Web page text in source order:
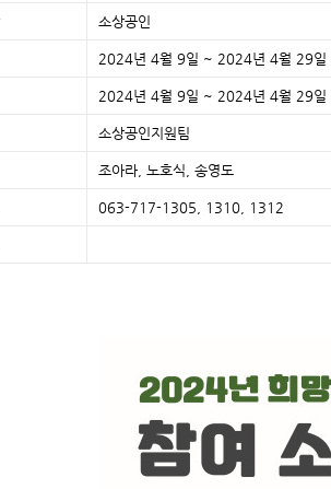
소상공인
2024년 4월 9일 ~ 2024년 4월 29일
2024년 4월 9일 ~ 2024년 4월 29일
소상공인지원팀
조아라, 노호식, 송영도
063-717-1305, 1310, 1312